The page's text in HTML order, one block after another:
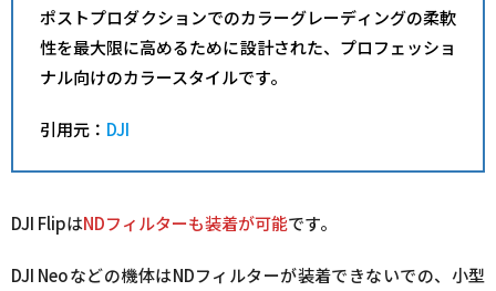
ポストプロダクションでのカラーグレーディングの柔軟
性を最大限に高めるために設計された、プロフェッショ
ナル向けのカラースタイルです。
引用元： DJI
DJI FlipはNDフィルターも装着が可能です。
DJI Neoなどの機体はNDフィルターが装着できないでの、小型